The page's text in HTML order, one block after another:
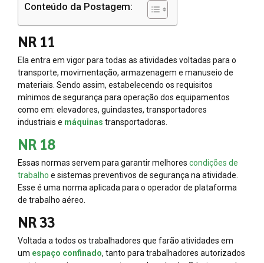
Conteúdo da Postagem:
NR 11
Ela entra em vigor para todas as atividades voltadas para o
transporte, movimentação, armazenagem e manuseio de
materiais. Sendo assim, estabelecendo os requisitos
mínimos de segurança para operação dos equipamentos
como em: elevadores, guindastes, transportadores
industriais e máquinas transportadoras.
NR 18
Essas normas servem para garantir melhores condições de
trabalho e sistemas preventivos de segurança na atividade.
Esse é uma norma aplicada para o operador de plataforma
de trabalho aéreo.
NR 33
Voltada a todos os trabalhadores que farão atividades em
um espaço confinado, tanto para trabalhadores autorizados